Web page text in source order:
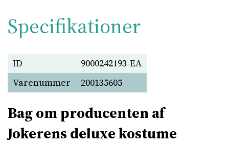
Specifikationer
ID
9000242193-EA
Varenummer
200135605
Bag om producenten af
Jokerens deluxe kostume